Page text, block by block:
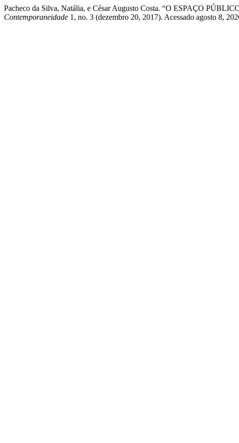
Pacheco da Silva, Natália, e César Augusto Costa. “O ESPAÇO
Contemporaneidade 1, no. 3 (dezembro 20, 2017). Acessado agosto 8,